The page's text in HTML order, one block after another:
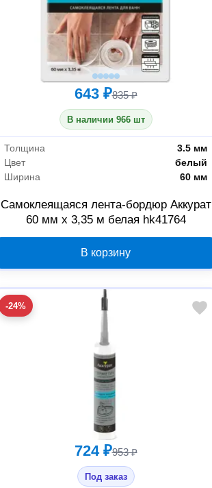
643 ₽835 ₽
В наличии 966 шт
Толщина
3.5 мм
Цвет
белый
Ширина
60 мм
Самоклеящаяся лента-бордюр Аккурат
60 мм x 3,35 м белая hk41764
В корзину
-24%
724 ₽953 ₽
Под заказ